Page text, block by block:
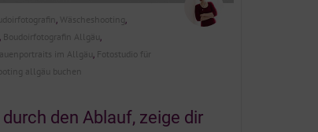
, Wäscheshooting ,
, Boudoirfotografin Allgäu ,
im Allgäu , Fotostudio für
allgäu buchen
den Ablauf, zeige dir